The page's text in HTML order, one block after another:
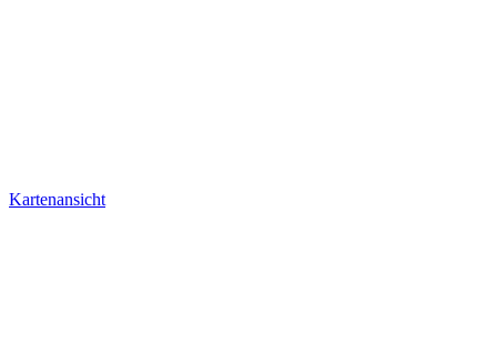
Kartenansicht